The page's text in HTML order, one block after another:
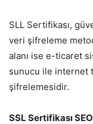
SLL Sertifikası,
veri şifreleme
alanı ise e-ticaret
sunucu ile internet
şifrelemesidir.
SSL Sertifikası